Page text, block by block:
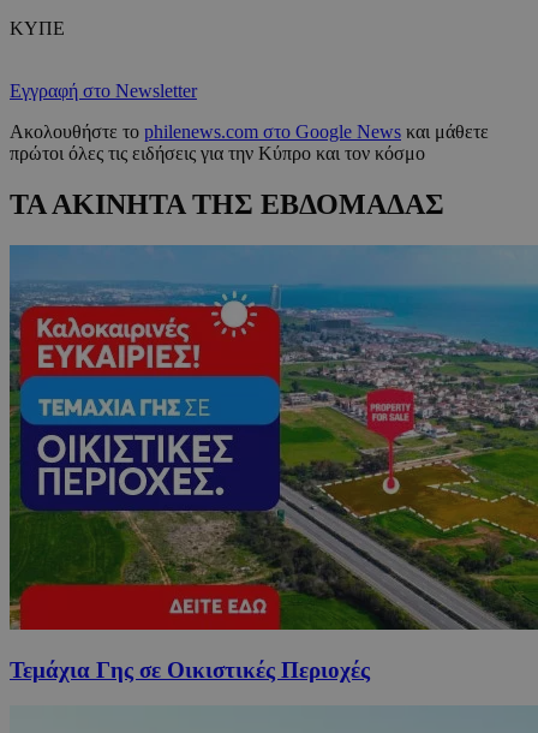
ΚΥΠΕ
Εγγραφή στο Newsletter
Ακολουθήστε το philenews.com στο Google News και μάθετε
πρώτοι όλες τις ειδήσεις για την Κύπρο και τον κόσμο
ΤΑ ΑΚΙΝΗΤΑ ΤΗΣ ΕΒΔΟΜΑΔΑΣ
Τεμάχια Γης σε Οικιστικές Περιοχές